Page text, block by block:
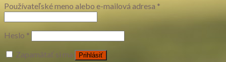
Používateľské meno alebo e-mailová adresa *
Heslo *
Zapamätať si ma
Prihlásiť